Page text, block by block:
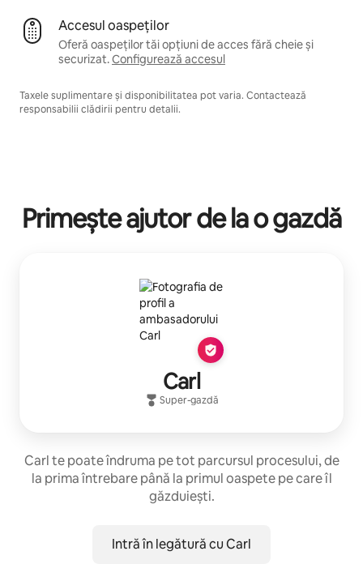
Accesul oaspeților
Oferă oaspeților tăi opțiuni de acces fără cheie și
securizat.Configurează accesul
Taxele suplimentare și disponibilitatea pot varia. Contactează
responsabilii clădirii pentru detalii.
Primește ajutor de la o gazdă
Carl
Super-gazdă
Carl te poate îndruma pe tot parcursul procesului, de
la prima întrebare până la primul oaspete pe care îl
găzduiești.
Intră în legătură cu Carl